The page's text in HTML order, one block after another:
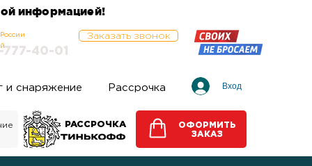
информацией!
777-40-01
Заказать звонок
и снаряжение Рассрочка Вход
РАССРОЧКА
ОФОРМИТЬ
ЗАКАЗ